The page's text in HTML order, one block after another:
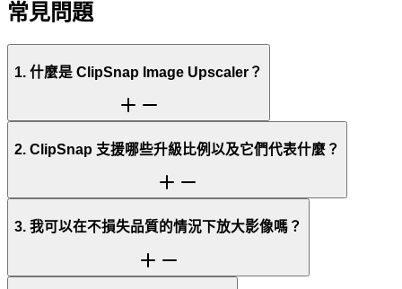
常見問題
1. 什麼是 ClipSnap Image Upscaler？
2. ClipSnap 支援哪些升級比例以及它們代表什麼？
3. 我可以在不損失品質的情況下放大影像嗎？